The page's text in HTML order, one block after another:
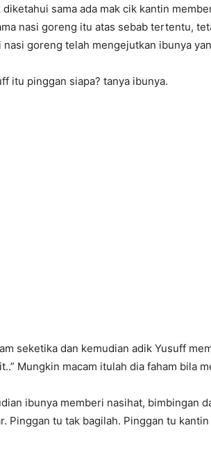
diketahui sama ada mak cik kantin
nasi goreng itu atas sebab tertentu,
nasi goreng telah mengejutkan ibunya
itu pinggan siapa? tanya ibunya.
seketika dan kemudian adik Yusuff
Mungkin macam itulah dia faham bila
ibunya memberi nasihat, bimbingan
Pinggan tu tak bagilah. Pinggan tu